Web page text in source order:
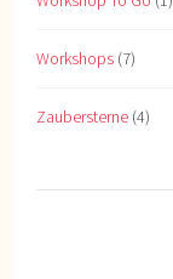
Workshops (7)
Zaubersterne (4)